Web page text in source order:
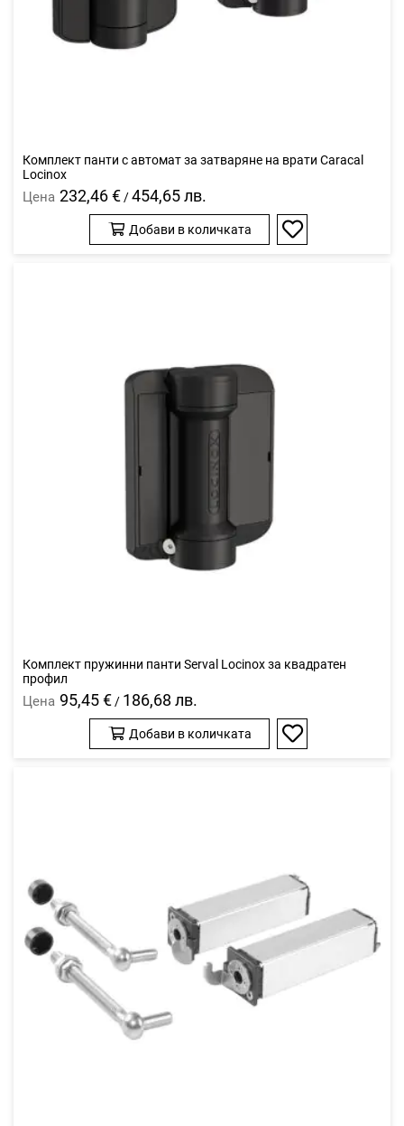
Комплект панти с автомат за затваряне на врати Caracal
Locinox
Цена 232,46 € /454,65 лв.
Добави в количката
Добави
Комплект пружинни панти Serval Locinox за квадратен
профил
Цена 95,45 € / 186,68 лв.
Добави в количката
Добави